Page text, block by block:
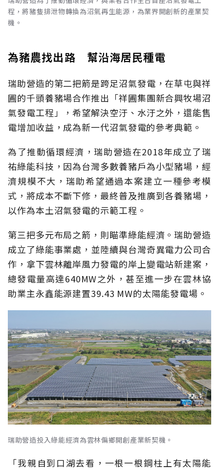
程，將豬隻排泄物轉換為沼氣再生能源，為業界開創新的產業契
機。
為豬農找出路 幫沿海居民種電
瑞助營造的第二把箭是跨足沼氣發電，在草屯與祥
圃的千頭養豬場合作推出「祥圃集團新合興牧場沼
氣發電工程」，希望解決空汙、水汙之外，還能售
電增加收益，成為新一代沼氣發電的參考典範。
為了推動循環經濟，瑞助營造在2018年成立了瑞
祐綠能科技，因為台灣多數養豬戶為小型豬場，經
濟規模不大，瑞助希望通過本案建立一種參考模
式，將成本不斷下修，最終普及推廣到各養豬場，
以作為本土沼氣發電的示範工程。
第三把多元布局之箭，則瞄準綠能經濟。瑞助營造
成立了綠能事業處，並陸續與台灣奇異電力公司合
作，拿下雲林離岸風力發電的岸上變電站新建案，
總發電量高達640MW之外，甚至進一步在雲林協
助業主永鑫能源建置39.43 MW的太陽能發電場。
瑞助營造投入綠能經濟為雲林偏鄉開創產業新契機。
「我親自到口湖去看，一根一根鋼柱上有太陽能